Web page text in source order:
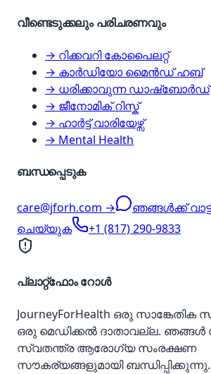
വീണ്ടെടുക്കലും പരിചരണവും
→ റിക്കവറി കോപൈലറ്റ്
→ കാർഡിയോ മൈൻഡ് ഹബ്
→ ധരിക്കാവുന്ന ഡാഷ്‌ബോർഡ്
→ ജീനോമിക് റിസ്ക്
→ ഹാർട്ട് വാരിയേഴ്സ്
→ Mental Health
ബന്ധപ്പെടുക
care@jforh.com →
ഞങ്ങൾക്ക്
ചെയ്യുക
+1 (817) 290-9833
പ്ലാറ്റ്‌ഫോം റോൾ
JourneyForHealth ഒരു
ഒരു മെഡിക്കൽ ദാതാവല്ല. ഞങ്ങൾ
സ്വതന്ത്ര ആരോഗ്യ സംരക്ഷണ
സൗകര്യങ്ങളുമായി ബന്ധിപ്പിക്കുന്നു.